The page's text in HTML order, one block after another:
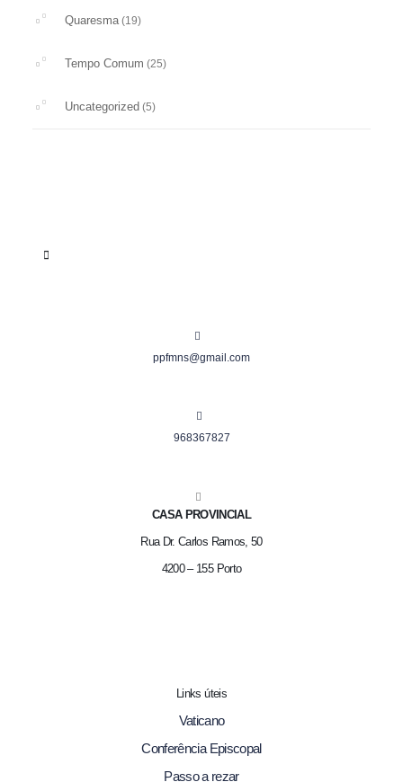
Quaresma(19)
Tempo Comum (25)
Uncategorized (5)
ppfmns@gmail.com
968367827
CASA PROVINCIAL
Rua Dr. Carlos Ramos, 50
4200 – 155 Porto
Links úteis
Vaticano
Conferência Episcopal
Passo a rezar